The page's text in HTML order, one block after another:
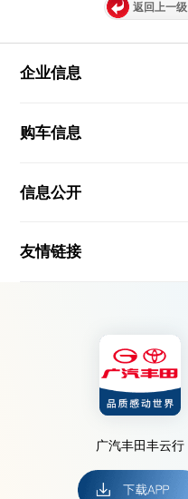
返回上一级
企业信息
购车信息
信息公开
友情链接
广汽丰田丰云行